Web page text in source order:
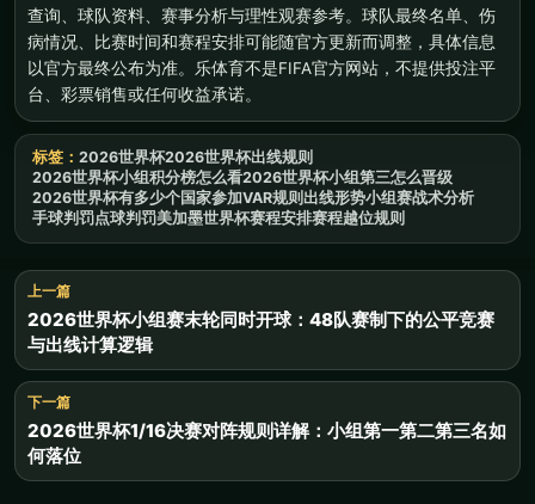
查询、球队资料、赛事分析与理性观赛参考。球队最终名单、伤
病情况、比赛时间和赛程安排可能随官方更新而调整，具体信息
以官方最终公布为准。乐体育不是FIFA官方网站，不提供投注平
台、彩票销售或任何收益承诺。
标签： 2026世界杯2026世界杯出线规则
2026世界杯小组积分榜怎么看2026世界杯小组第三怎么晋级
2026世界杯有多少个国家参加VAR规则 出线形势小组赛战术分析
手球判罚点球判罚美加墨世界杯赛程安排赛程越位规则
上一篇
2026世界杯小组赛末轮同时开球：48队赛制下的公平竞赛
与出线计算逻辑
下一篇
2026世界杯1/16决赛对阵规则详解：小组第一第二第三名如
何落位